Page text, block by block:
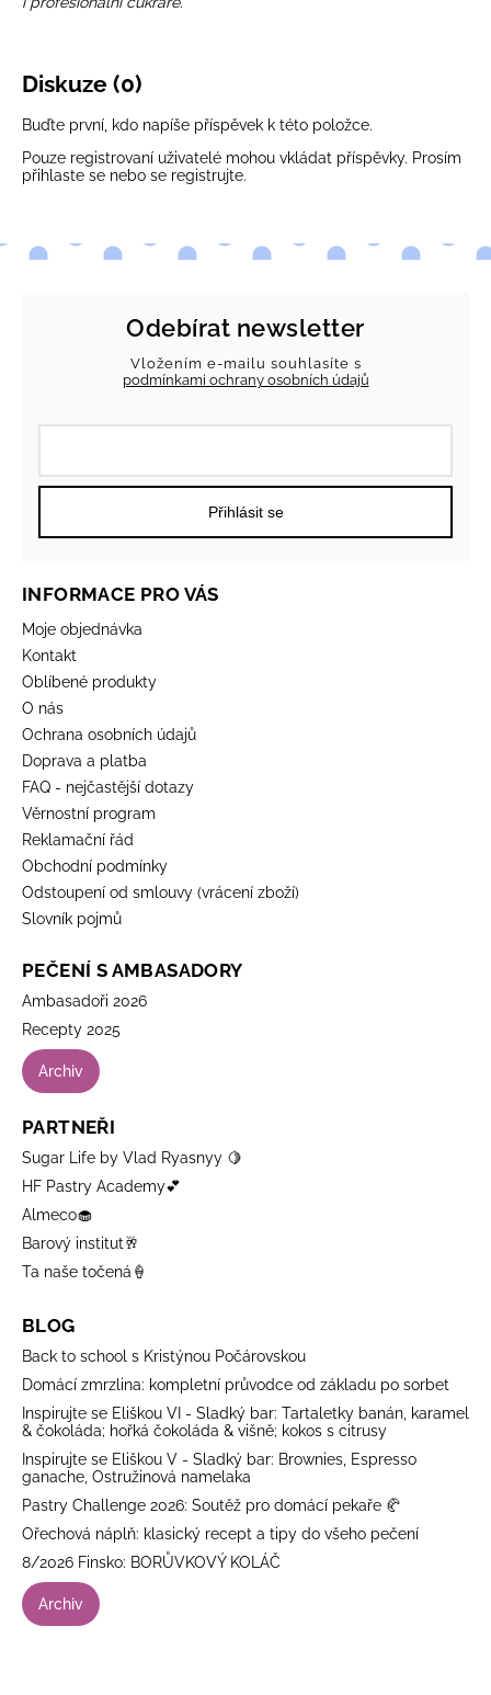
Diskuze (0)
Buďte první, kdo napíše příspěvek k této položce.
Pouze registrovaní uživatelé mohou vkládat příspěvky. Prosím
přihlaste se nebo se registrujte.
Odebírat newsletter
Vložením e-mailu souhlasíte s
podmínkami ochrany osobních údajů
Přihlásit se
INFORMACE PRO VÁS
Moje objednávka
Kontakt
Oblíbené produkty
O nás
Ochrana osobních údajů
Doprava a platba
FAQ - nejčastější dotazy
Věrnostní program
Reklamační řád
Obchodní podmínky
Odstoupení od smlouvy (vrácení zboží)
Slovník pojmů
PEČENÍ S AMBASADORY
Ambasadoři 2026
Recepty 2025
Archiv
PARTNEŘI
Sugar Life by Vlad Ryasnyy 🍋
HF Pastry Academy💕
Almeco🧁
Barový institut🥂
Ta naše točená🍦
BLOG
Back to school s Kristýnou Počárovskou
Domácí zmrzlina: kompletní průvodce od základu po sorbet
Inspirujte se Eliškou VI - Sladký bar: Tartaletky banán, karamel
& čokoláda; hořká čokoláda & višně; kokos s citrusy
Inspirujte se Eliškou V - Sladký bar: Brownies, Espresso
ganache, Ostružinová namelaka
Pastry Challenge 2026: Soutěž pro domácí pekaře 🥐
Ořechová náplň: klasický recept a tipy do všeho pečení
8/2026 Finsko: BORŮVKOVÝ KOLÁČ
Archiv